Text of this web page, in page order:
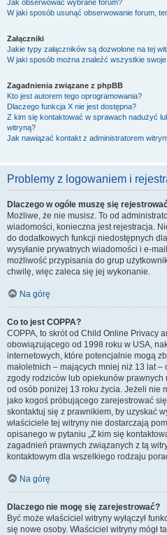
Jak obserwować wybrane forum?
W jaki sposób usunąć obserwowanie forum,
Załączniki
Jakie typy załączników są dozwolone na tej
W jaki sposób można znaleźć wszystkie swoje
Zagadnienia związane z phpBB
Kto jest autorem tego oprogramowania?
Dlaczego funkcja X nie jest dostępna?
Z kim się kontaktować w sprawach nadużyć
witryną?
Jak nawiązać kontakt z administratorem
Problemy z logowaniem i
Dlaczego w ogóle muszę się
Możliwe, że nie musisz. To od
wiadomości, konieczna jest rejestracja.
do dodatkowych funkcji niedostępnych
wysyłanie prywatnych wiadomości i e-
możliwość przypisania do grup
chwilę, więc zaleca się jej wykonanie.
Na górę
Co to jest COPPA?
COPPA, to skrót od Child Online Privacy
obowiązującego od 1998 roku w USA,
internetowych, które potencjalnie mogą
małoletnich – mających mniej niż 13 lat
zgody rodziców lub opiekunów
od osób poniżej 13 roku życia. Jeżeli nie
jako kogoś próbującego zarejestrować
skontaktuj się z prawnikiem, by uzyskać
właściciele tej witryny nie dostarczają
opisanego w pytaniu „Z kim się
zagadnień prawnych związanych z tą
kontaktowym dla wszelkiego rodzaju
Na górę
Dlaczego nie mogę się zarejestrować?
Być może właściciel witryny wyłączył
się nowe osoby. Właściciel witryny mógł